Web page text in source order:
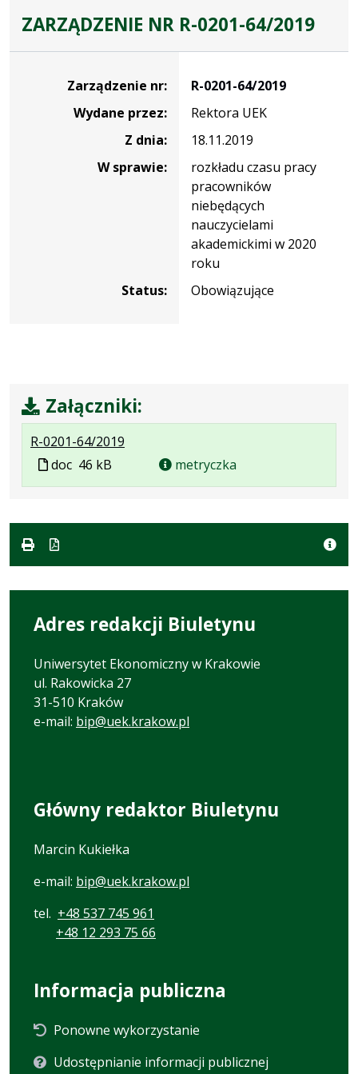
ZARZĄDZENIE NR R-0201-64/2019
Zarządzenie nr:
R-0201-64/2019
Wydane przez:
Rektora UEK
Z dnia:
18.11.2019
W sprawie:
rozkładu czasu pracy
pracowników
niebędących
nauczycielami
akademickimi w 2020
roku
Status:
Obowiązujące
Załączniki:
R-0201-64/2019
Rozmiar
Plik
w
doc 46 kB metryczka
Adres redakcji Biuletynu
Uniwersytet Ekonomiczny w Krakowie
ul. Rakowicka 27
31-510 Kraków
e-mail: bip@uek.krakow.pl
Główny redaktor Biuletynu
Marcin Kukiełka
e-mail: bip@uek.krakow.pl
tel. +48 537 745 961
+48 12 293 75 66
Informacja publiczna
Ponowne wykorzystanie
Udostępnianie informacji publicznej